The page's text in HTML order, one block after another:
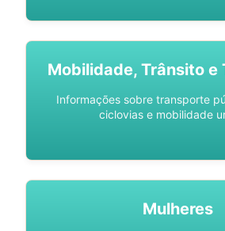
Mobilidade, Trânsito e
Informações sobre transporte
ciclovias e mobilidade
Mulheres